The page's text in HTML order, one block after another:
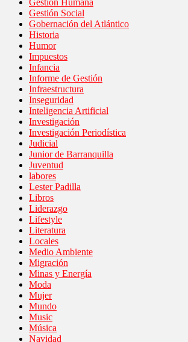
Gestión Social
Gobernación del Atlántico
Historia
Humor
Impuestos
Infancia
Informe de Gestión
Infraestructura
Inseguridad
Inteligencia Artificial
Investigación
Investigación Periodística
Judicial
Junior de Barranquilla
Juventud
labores
Lester Padilla
Libros
Liderazgo
Lifestyle
Literatura
Locales
Medio Ambiente
Migración
Minas y Energía
Moda
Mujer
Mundo
Music
Música
Navidad